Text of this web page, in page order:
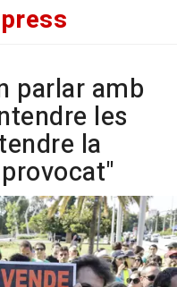
press
parlar amb
les
la